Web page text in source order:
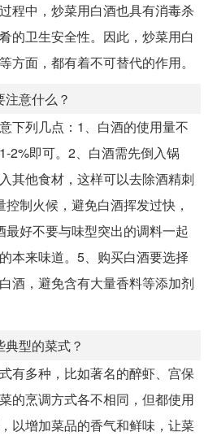
程中，炒菜用白酒也具有消毒杀
的卫生安全性。因此，炒菜用白
方面，都有着不可替代的作用。
意什么？
下列几点：1、白酒的使用量不
2%即可。2、白酒需先倒入锅
其他食材，这样可以去除酒精刺
制火候，避免白酒挥发过快，
好不要与味型突出的调料一起
本来味道。5、购买白酒要选择
酒，避免含有大量香料等添加剂
型的菜式？
有多种，比如著名的醉虾、宫保
的烹调方式各不相同，但都使用
以增加菜品的香气和鲜味，让菜